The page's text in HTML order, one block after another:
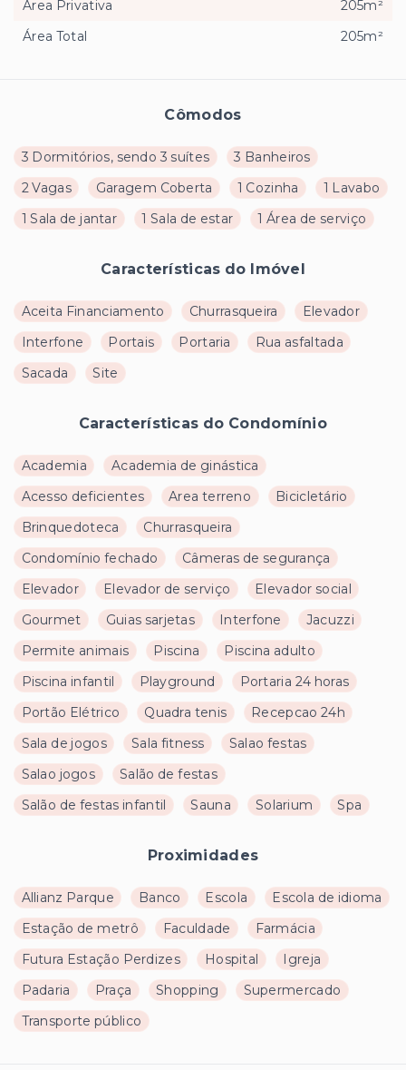
Cômodos
3 Dormitórios, sendo 3 suítes
3 Banheiros
2 Vagas
Garagem Coberta 1 Cozinha
1 Lavabo
1 Sala de jantar
1 Sala de estar 1 Área de serviço
Características do Imóvel
Aceita Financiamento Churrasqueira
Elevador
Interfone
Portais Portaria
Rua asfaltada
Sacada
Site
Características do Condomínio
Academia
Academia de ginástica
Acesso deficientes
Area terreno
Bicicletário
Brinquedoteca
Churrasqueira
Condomínio fechado
Câmeras de segurança
Elevador
Elevador de serviço
Elevador social
Gourmet
Guias sarjetas Interfone
Jacuzzi
Permite animais
Piscina
Piscina adulto
Piscina infantil
Playground
Portaria 24 horas
Portão Elétrico
Quadra tenis
Recepcao 24h
Sala de jogos
Sala fitness
Salao festas
Salao jogos
Salão de festas
Salão de festas infantil
Sauna Solarium Spa
Proximidades
Allianz Parque Banco Escola
Escola de idioma
Estação de metrô
Faculdade
Farmácia
Futura Estação Perdizes
Hospital
Igreja
Padaria
Praça Shopping
Supermercado
Transporte público
Área Privativa
205m²
Área Total
205m²